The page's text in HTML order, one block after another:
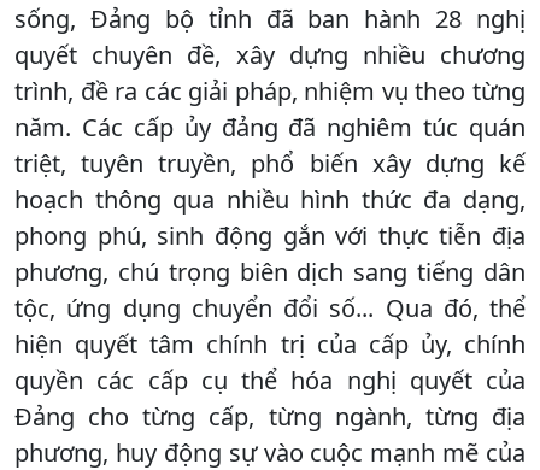
sống, Đảng bộ tỉnh đã ban hành 28 nghị
quyết chuyên đề, xây dựng nhiều chương
trình, đề ra các giải pháp, nhiệm vụ theo từng
năm. Các cấp ủy đảng đã nghiêm túc quán
triệt, tuyên truyền, phổ biến xây dựng kế
hoạch thông qua nhiều hình thức đa dạng,
phong phú, sinh động gắn với thực tiễn địa
phương, chú trọng biên dịch sang tiếng dân
tộc, ứng dụng chuyển đổi số... Qua đó, thể
hiện quyết tâm chính trị của cấp ủy, chính
quyền các cấp cụ thể hóa nghị quyết của
Đảng cho từng cấp, từng ngành, từng địa
phương, huy động sự vào cuộc mạnh mẽ của